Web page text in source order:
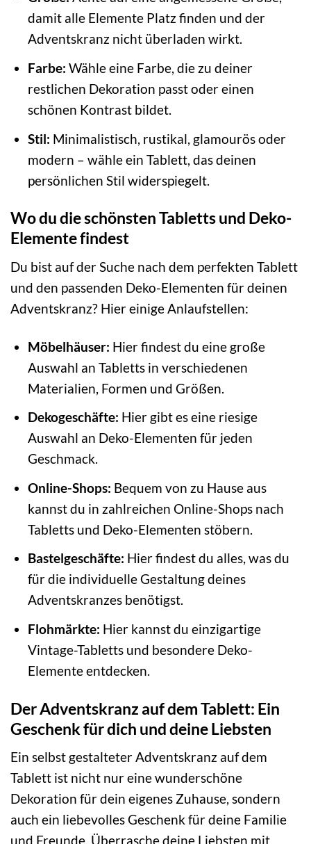
damit alle Elemente Platz finden und der
Adventskranz nicht überladen wirkt.
Farbe: Wähle eine Farbe, die zu deiner
restlichen Dekoration passt oder einen
schönen Kontrast bildet.
Stil: Minimalistisch, rustikal, glamourös oder
modern – wähle ein Tablett, das deinen
persönlichen Stil widerspiegelt.
Wo du die schönsten Tabletts und Deko-
Elemente findest
Du bist auf der Suche nach dem perfekten Tablett
und den passenden Deko-Elementen für deinen
Adventskranz? Hier einige Anlaufstellen:
Möbelhäuser: Hier findest du eine große
Auswahl an Tabletts in verschiedenen
Materialien, Formen und Größen.
Dekogeschäfte: Hier gibt es eine riesige
Auswahl an Deko-Elementen für jeden
Geschmack.
Online-Shops: Bequem von zu Hause aus
kannst du in zahlreichen Online-Shops nach
Tabletts und Deko-Elementen stöbern.
Bastelgeschäfte: Hier findest du alles, was du
für die individuelle Gestaltung deines
Adventskranzes benötigst.
Flohmärkte: Hier kannst du einzigartige
Vintage-Tabletts und besondere Deko-
Elemente entdecken.
Der Adventskranz auf dem Tablett: Ein
Geschenk für dich und deine Liebsten
Ein selbst gestalteter Adventskranz auf dem
Tablett ist nicht nur eine wunderschöne
Dekoration für dein eigenes Zuhause, sondern
auch ein liebevolles Geschenk für deine Familie
und Freunde. Überrasche deine Liebsten mit